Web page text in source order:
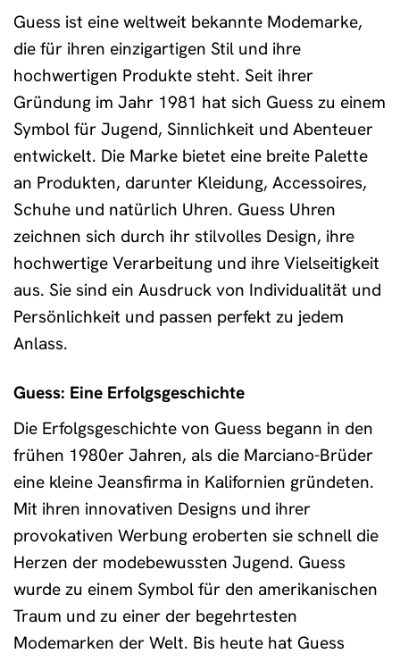
Guess ist eine weltweit bekannte Modemarke,
die für ihren einzigartigen Stil und ihre
hochwertigen Produkte steht. Seit ihrer
Gründung im Jahr 1981 hat sich Guess zu einem
Symbol für Jugend, Sinnlichkeit und Abenteuer
entwickelt. Die Marke bietet eine breite Palette
an Produkten, darunter Kleidung, Accessoires,
Schuhe und natürlich Uhren. Guess Uhren
zeichnen sich durch ihr stilvolles Design, ihre
hochwertige Verarbeitung und ihre Vielseitigkeit
aus. Sie sind ein Ausdruck von Individualität und
Persönlichkeit und passen perfekt zu jedem
Anlass.
Guess: Eine Erfolgsgeschichte
Die Erfolgsgeschichte von Guess begann in den
frühen 1980er Jahren, als die Marciano-Brüder
eine kleine Jeansfirma in Kalifornien gründeten.
Mit ihren innovativen Designs und ihrer
provokativen Werbung eroberten sie schnell die
Herzen der modebewussten Jugend. Guess
wurde zu einem Symbol für den amerikanischen
Traum und zu einer der begehrtesten
Modemarken der Welt. Bis heute hat Guess